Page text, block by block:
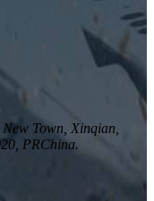
Town, Xinqian,
PRChina.